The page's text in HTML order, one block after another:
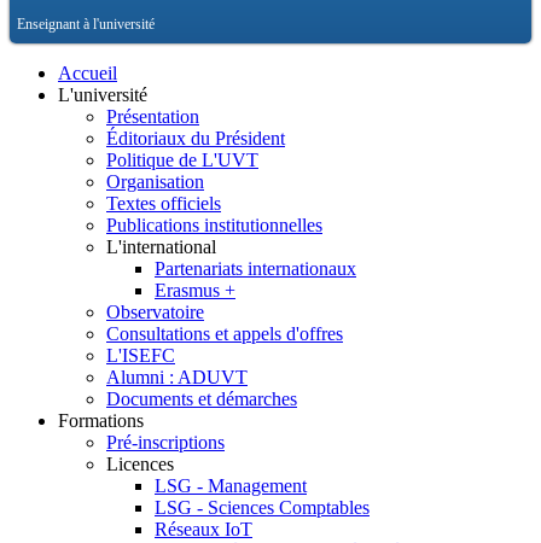
Enseignant à l'université
Accueil
L'université
Présentation
Éditoriaux du Président
Politique de L'UVT
Organisation
Textes officiels
Publications institutionnelles
L'international
Partenariats internationaux
Erasmus +
Observatoire
Consultations et appels d'offres
L'ISEFC
Alumni : ADUVT
Documents et démarches
Formations
Pré-inscriptions
Licences
LSG - Management
LSG - Sciences Comptables
Réseaux IoT